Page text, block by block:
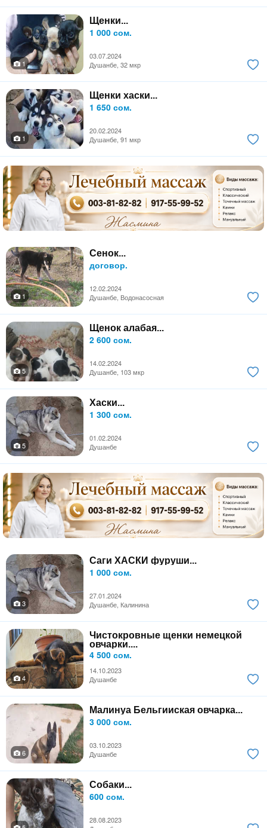
Щенки...
1 000 сом.
03.07.2024
1
Душанбе, 32 мкр
Щенки хаски...
1 650 сом.
20.02.2024
1
Душанбе, 91 мкр
Сенок...
договор.
12.02.2024
1
Душанбе, Водонасосная
Щенок алабая...
2 600 сом.
14.02.2024
5
Душанбе, 103 мкр
Хаски...
1 300 сом.
01.02.2024
5
Душанбе
Саги ХАСКИ фуруши...
1 000 сом.
27.01.2024
3
Душанбе, Калинина
Чистокровные щенки немецкой
овчарки....
4 500 сом.
14.10.2023
4
Душанбе
Малинуа Бельгииская овчарка...
3 000 сом.
03.10.2023
6
Душанбе
Собаки...
600 сом.
28.08.2023